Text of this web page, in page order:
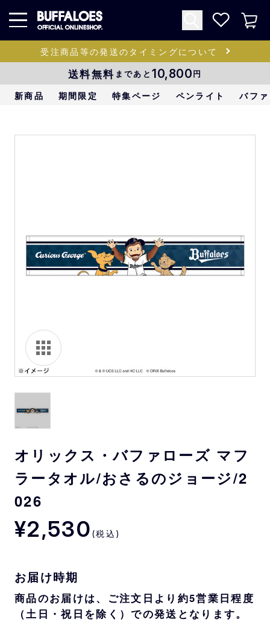
受注商品等の発送のタイミングについて
送料無料 まであと 10,800円
新商品 期間限定 特集ページ ペンライト バフ
オリックス・バファローズ マフ
ラータオル/おさるのジョージ/2
026
¥2,530 (税込)
お届け時期
商品のお届けは、ご注文日より約5営業日程度
（土日・祝日を除く）での発送となります。